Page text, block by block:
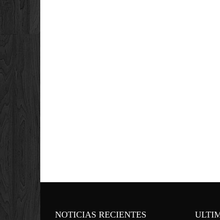
NOTICIAS RECIENTES